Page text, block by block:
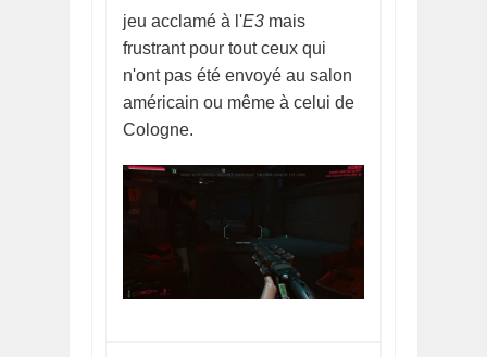
jeu acclamé à l'E3 mais
frustrant pour tout ceux qui
n'ont pas été envoyé au salon
américain ou même à celui de
Cologne.